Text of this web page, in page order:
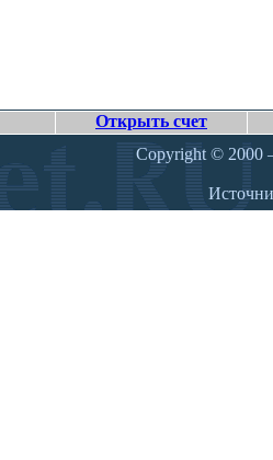
Открыть счет
Copyright © 2000